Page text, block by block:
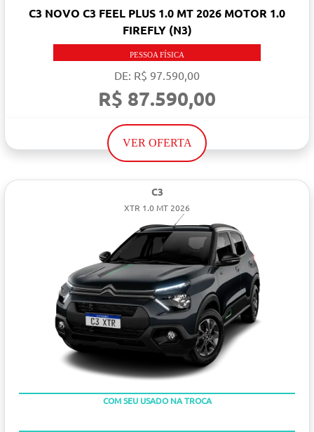
C3 NOVO C3 FEEL PLUS 1.0 MT 2026 MOTOR 1.0
FIREFLY (N3)
PESSOA FÍSICA
DE: R$ 97.590,00
R$ 87.590,00
VER OFERTA
C3
XTR 1.0 MT 2026
COM SEU USADO NA TROCA